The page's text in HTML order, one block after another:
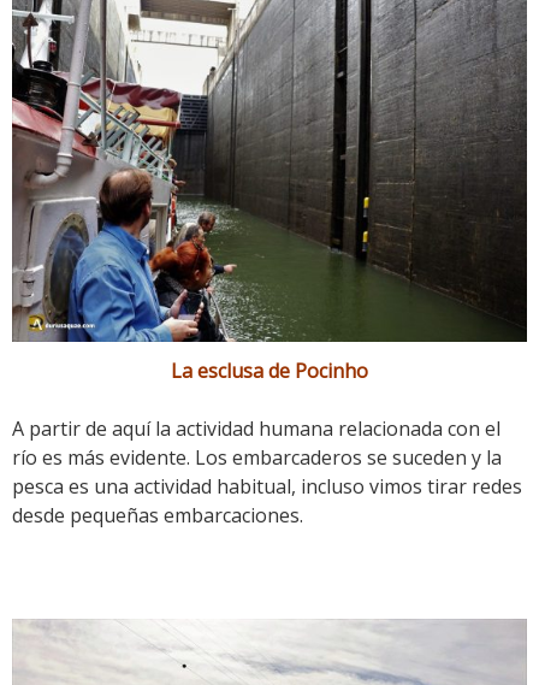
La esclusa de Pocinho
A partir de aquí la actividad humana relacionada con el
río es más evidente. Los embarcaderos se suceden y la
pesca es una actividad habitual, incluso vimos tirar redes
desde pequeñas embarcaciones.